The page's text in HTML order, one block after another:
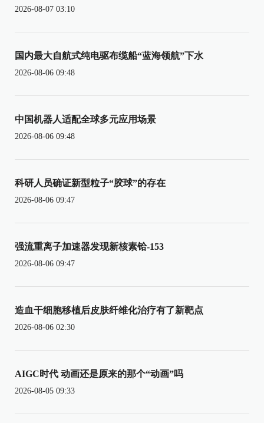
2026-08-07 03:10
国内最大自航式纯电驱布缆船“蓝海领航”下水
2026-08-06 09:48
中国机器人适配全球多元应用场景
2026-08-06 09:48
科研人员确证新型粒子“胶球”的存在
2026-08-06 09:47
强流重离子加速器发现新核素铪-153
2026-08-06 09:47
造血干细胞移植后皮肤纤维化治疗有了新靶点
2026-08-06 02:30
AIGC时代 动画还是原来的那个“动画”吗
2026-08-05 09:33